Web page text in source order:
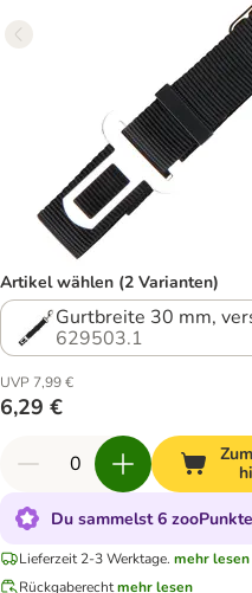
Artikel wählen (2 Varianten)
Gurtbreite 30 mm,
629503.1
UVP 7,99 €
6,29 €
Du sammelst 6
Lieferzeit 2-3 Werktage. mehr lesen
Rückgaberechtmehr lesen